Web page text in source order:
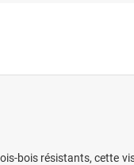
bois résistants, cette